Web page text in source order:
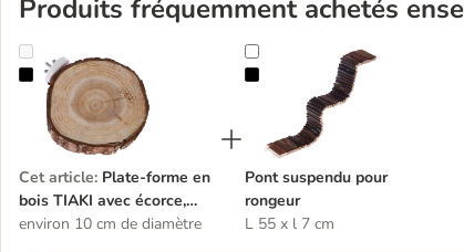
Produits fréquemment achetés
Plate-forme en bois TIAKI avec écorce, ronde
Cet article: Plate-forme en
bois TIAKI avec écorce,
ronde
environ 10 cm de diamètre
Pont suspendu pour rongeur
Pont suspendu pour
rongeur
L 55 x l 7 cm